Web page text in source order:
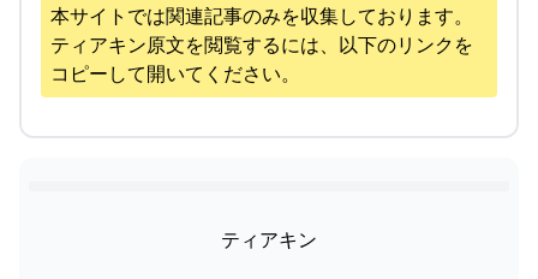
本サイトでは関連記事のみを収集しております。
ティアキン原文を閲覧するには、以下のリンクを
コピーして開いてください。
ティアキン